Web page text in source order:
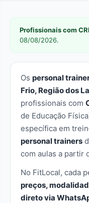
Profissionais com
08/08/2026.
Os personal
Frio, Região dos
profissionais com
de Educação
específica em
personal trainers
com aulas a partir
No FitLocal, cada
preços,
direto via